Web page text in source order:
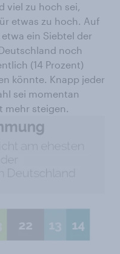
viel zu hoch sei,
etwas zu hoch. Auf
ein Siebtel der
noch
(14 Prozent)
könnte. Knapp jeder
sei momentan
mehr steigen.